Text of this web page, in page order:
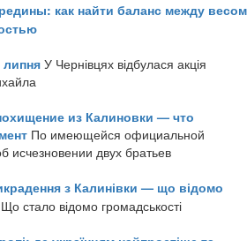
как найти баланс между весом
липня У Чернівцях відбулася акція
из Калиновки — что
По имеющейся официальной
исчезновении двух братьев
з Калинівки — що відомо
Що стало відомо громадськості